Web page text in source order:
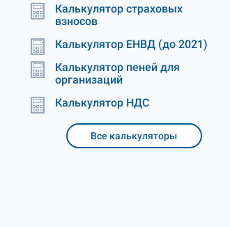
Калькулятор страховых
взносов
Калькулятор ЕНВД (до 2021)
Калькулятор пеней для
организаций
Калькулятор НДС
Все калькуляторы